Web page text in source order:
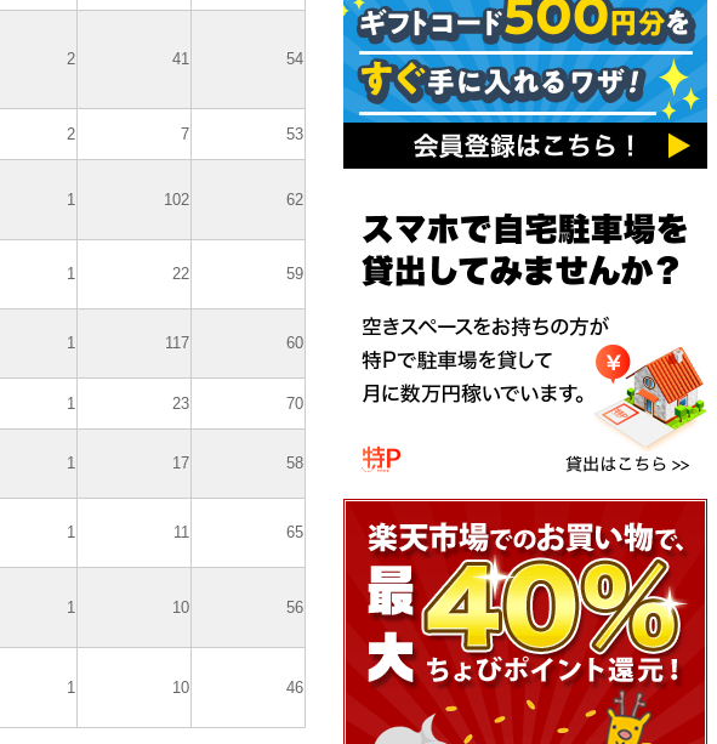
2 41 54
2 7 53
1 102 62
1 22 59
1 117 60
1 23 70
1 17 58
1 11 65
1 10 56
1 10 46